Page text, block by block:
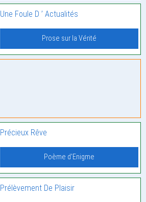
Une Foule D ’ Actualités
Prose sur la Vérité
Précieux Rêve
Poème d'Enigme
Prélèvement De Plaisir